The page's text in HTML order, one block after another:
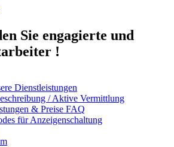
Sie engagierte und
!
Dienstleistungen
/ Aktive Vermittlung
& Preise FAQ
für Anzeigenschaltung